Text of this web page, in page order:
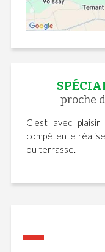
proche
C'est avec
compétente
ou terrasse.